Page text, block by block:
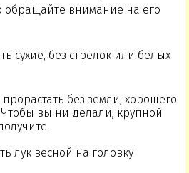
обращайте внимание на его
сухие, без стрелок или белых
без земли, хорошего
вы ни делали, крупной